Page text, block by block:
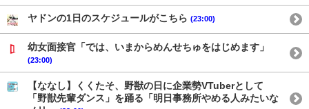
ヤドンの1日のスケジュールがこちら (23:00)
幼女面接官「では、いまからめんせちゅをはじめます」
(23:00)
【ななし】くくたそ、野獣の日に企業勢VTuberとして
「野獣先輩ダンス」を踊る「明日事務所やめる人みたいな